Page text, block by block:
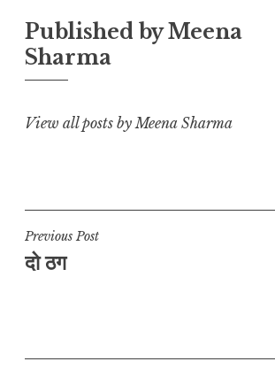
L
i
n
A
p
p
b
o
r
a
e
Published byMeena
Sharma
View all posts by Meena Sharma
Post
navigation
Previous Post
दो ठग